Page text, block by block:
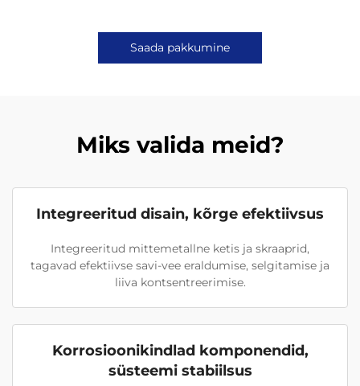
Saada pakkumine
Miks valida meid?
Integreeritud disain, kõrge efektiivsus
Integreeritud mittemetallne ketis ja skraaprid,
tagavad efektiivse savi-vee eraldumise, selgitamise ja
liiva kontsentreerimise.
Korrosioonikindlad komponendid,
süsteemi stabiilsus